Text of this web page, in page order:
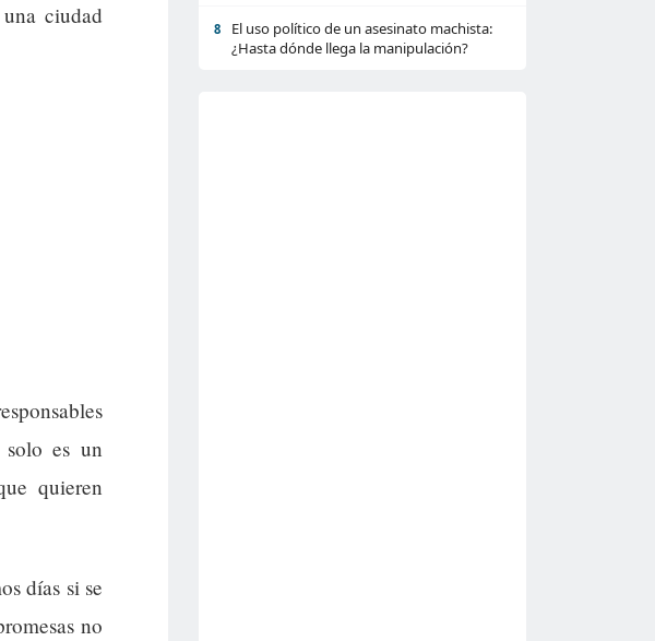
ciudad
es un
quieren
días si se
no
8
El uso político de un asesinato machista:
¿Hasta dónde llega la manipulación?